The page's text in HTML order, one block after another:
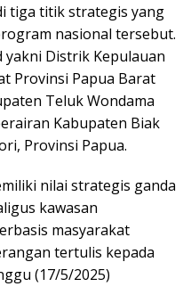
tiga titik strategis yang
nasional tersebut.
yakni Distrik Kepulauan
Provinsi Papua Barat
Teluk Wondama
Kabupaten Biak
Provinsi Papua.
nilai strategis ganda
kawasan
masyarakat
tertulis kepada
(17/5/2025)